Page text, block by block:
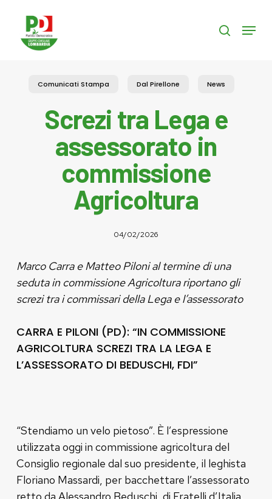
content
search
Menu
Comunicati Stampa Dal Pirellone News
Screzi tra Lega e
assessorato in
commissione
Agricoltura
04/02/2026
Marco Carra e Matteo Piloni al termine di una
seduta in commissione Agricoltura riportano gli
screzi tra i commissari della Lega e l’assessorato
CARRA E PILONI (PD): “IN COMMISSIONE
AGRICOLTURA SCREZI TRA LA LEGA E
L’ASSESSORATO DI BEDUSCHI, FDI”
“Stendiamo un velo pietoso”. È l’espressione
utilizzata oggi in commissione agricoltura del
Consiglio regionale dal suo presidente, il leghista
Floriano Massardi, per bacchettare l’assessorato
retto da Alessandro Beduschi, di Fratelli d’Italia,